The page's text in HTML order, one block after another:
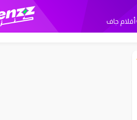
أقلام جاف